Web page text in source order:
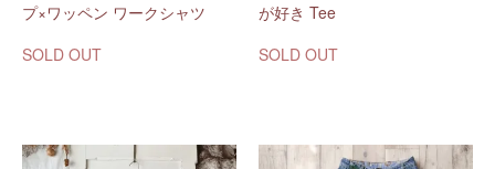
プ×ワッペン ワークシャツ
SOLD OUT
が好き Tee
SOLD OUT